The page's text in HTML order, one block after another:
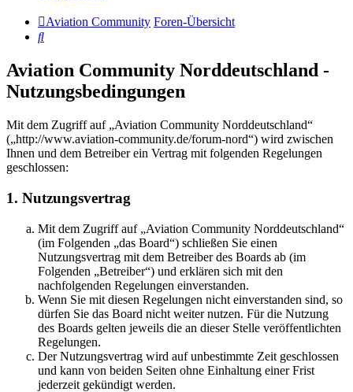
Aviation Community Foren-Übersicht
Suche
Aviation Community Norddeutschland -
Nutzungsbedingungen
Mit dem Zugriff auf „Aviation Community Norddeutschland“
(„http://www.aviation-community.de/forum-nord“) wird zwischen
Ihnen und dem Betreiber ein Vertrag mit folgenden Regelungen
geschlossen:
1. Nutzungsvertrag
Mit dem Zugriff auf „Aviation Community Norddeutschland“
(im Folgenden „das Board“) schließen Sie einen
Nutzungsvertrag mit dem Betreiber des Boards ab (im
Folgenden „Betreiber“) und erklären sich mit den
nachfolgenden Regelungen einverstanden.
Wenn Sie mit diesen Regelungen nicht einverstanden sind, so
dürfen Sie das Board nicht weiter nutzen. Für die Nutzung
des Boards gelten jeweils die an dieser Stelle veröffentlichten
Regelungen.
Der Nutzungsvertrag wird auf unbestimmte Zeit geschlossen
und kann von beiden Seiten ohne Einhaltung einer Frist
jederzeit gekündigt werden.